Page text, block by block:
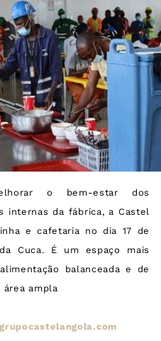
o bem-estar dos
internas da fábrica, a Castel
e cafetaria no dia 17 de
Cuca. É um espaço mais
balanceada e de
ampla